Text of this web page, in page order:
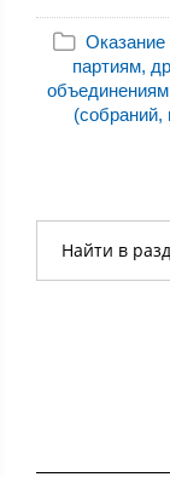
Оказание
партиям,
(собраний,